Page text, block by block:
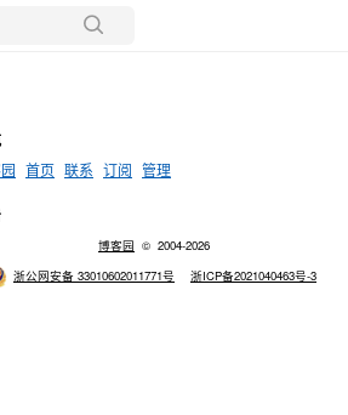
首页 联系 订阅 管理
博客园 © 2004-2026
浙公网安备 33010602011771号
浙ICP备2021040463号-3